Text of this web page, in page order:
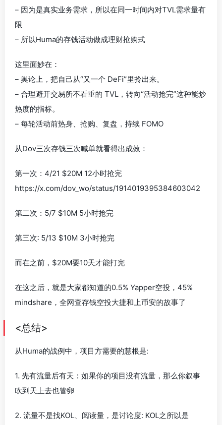
– 因为是真实业务需求，所以在同一时间内对TVL需求量有
限
– 所以Huma的存钱活动做成理财抢购式
这里面妙在：
– 舆论上，把自己从“又一个 DeFi”里拎出来。
– 合理避开交易所不看重的 TVL，转向“活动抢完”这种能炒
热度的指标。
– 每轮活动前热身、抢购、复盘，持续 FOMO
从Dov三次存钱三次喊单就看得出成效：
第一次：4/21 $20M 12小时抢完
https://x.com/dov_wo/status/1914019395384603042
第二次：5/7 $10M 5小时抢完
第三次: 5/13 $10M 3小时抢完
而在之前，$20M要10天才能打完
在这之后，就是大家都知道的0.5% Yapper空投，45%
mindshare，全网查存钱空投大捷和上币安的故事了
<总结>
从Huma的战例中，项目方需要的慧根是:
1. 先有流量后有天：如果你的项目没有流量，那么你叙事
吹到天上去也管卵
2. 流量不是找KOL、阅读量，是讨论度: KOL之所以是